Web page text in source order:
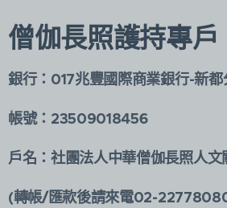
僧伽長照護持專戶
銀行：017兆豐國際商業銀行-新都
帳號：23509018456
戶名：社團法人中華僧伽長照人文
(轉帳/匯款後請來電02-